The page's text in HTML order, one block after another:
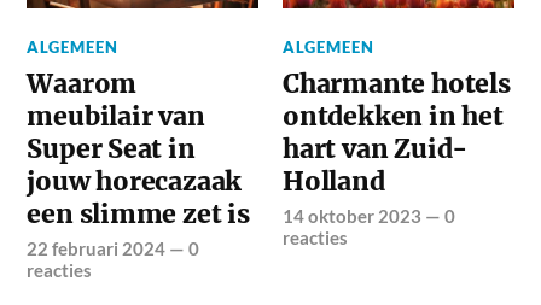
ALGEMEEN
Waarom
meubilair van
Super Seat in
jouw horecazaak
een slimme zet is
22 februari 2024 —0
reacties
ALGEMEEN
Charmante hotels
ontdekken in het
hart van Zuid-
Holland
14 oktober 2023 —0
reacties